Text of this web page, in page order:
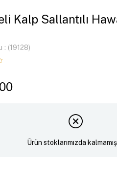
Kalp Sallantılı
(19128)
Ürün stoklarımızda